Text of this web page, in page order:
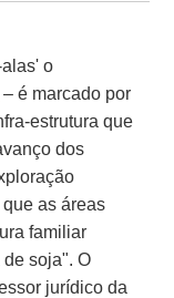
o
– é marcado por
estrutura que
dos
as áreas
familiar
soja". O
jurídico da